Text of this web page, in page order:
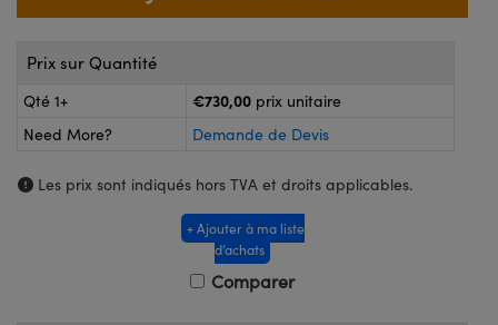
ou Coupleurs
Poche ou à Mesure Directe
: Caméras
Lightpath
Labs™
Prix sur Quantité
Qté 1+ €730,00 prix unitaire
Need More?
Demande de Devis
Les prix sont indiqués hors TVA et droits applicables.
+ Ajouter à ma liste
d’achats
Comparer